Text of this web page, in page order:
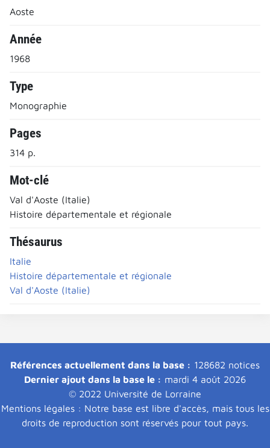
Aoste
Année
1968
Type
Monographie
Pages
314 p.
Mot-clé
Val d'Aoste (Italie)
Histoire départementale et régionale
Thésaurus
Italie
Histoire départementale et régionale
Val d'Aoste (Italie)
Références actuellement dans la base : 128682 notices
Dernier ajout dans la base le : mardi 4 août 2026
© 2022 Université de Lorraine
Mentions légales : Notre base est libre d'accès, mais tous les
droits de reproduction sont réservés pour tout pays.